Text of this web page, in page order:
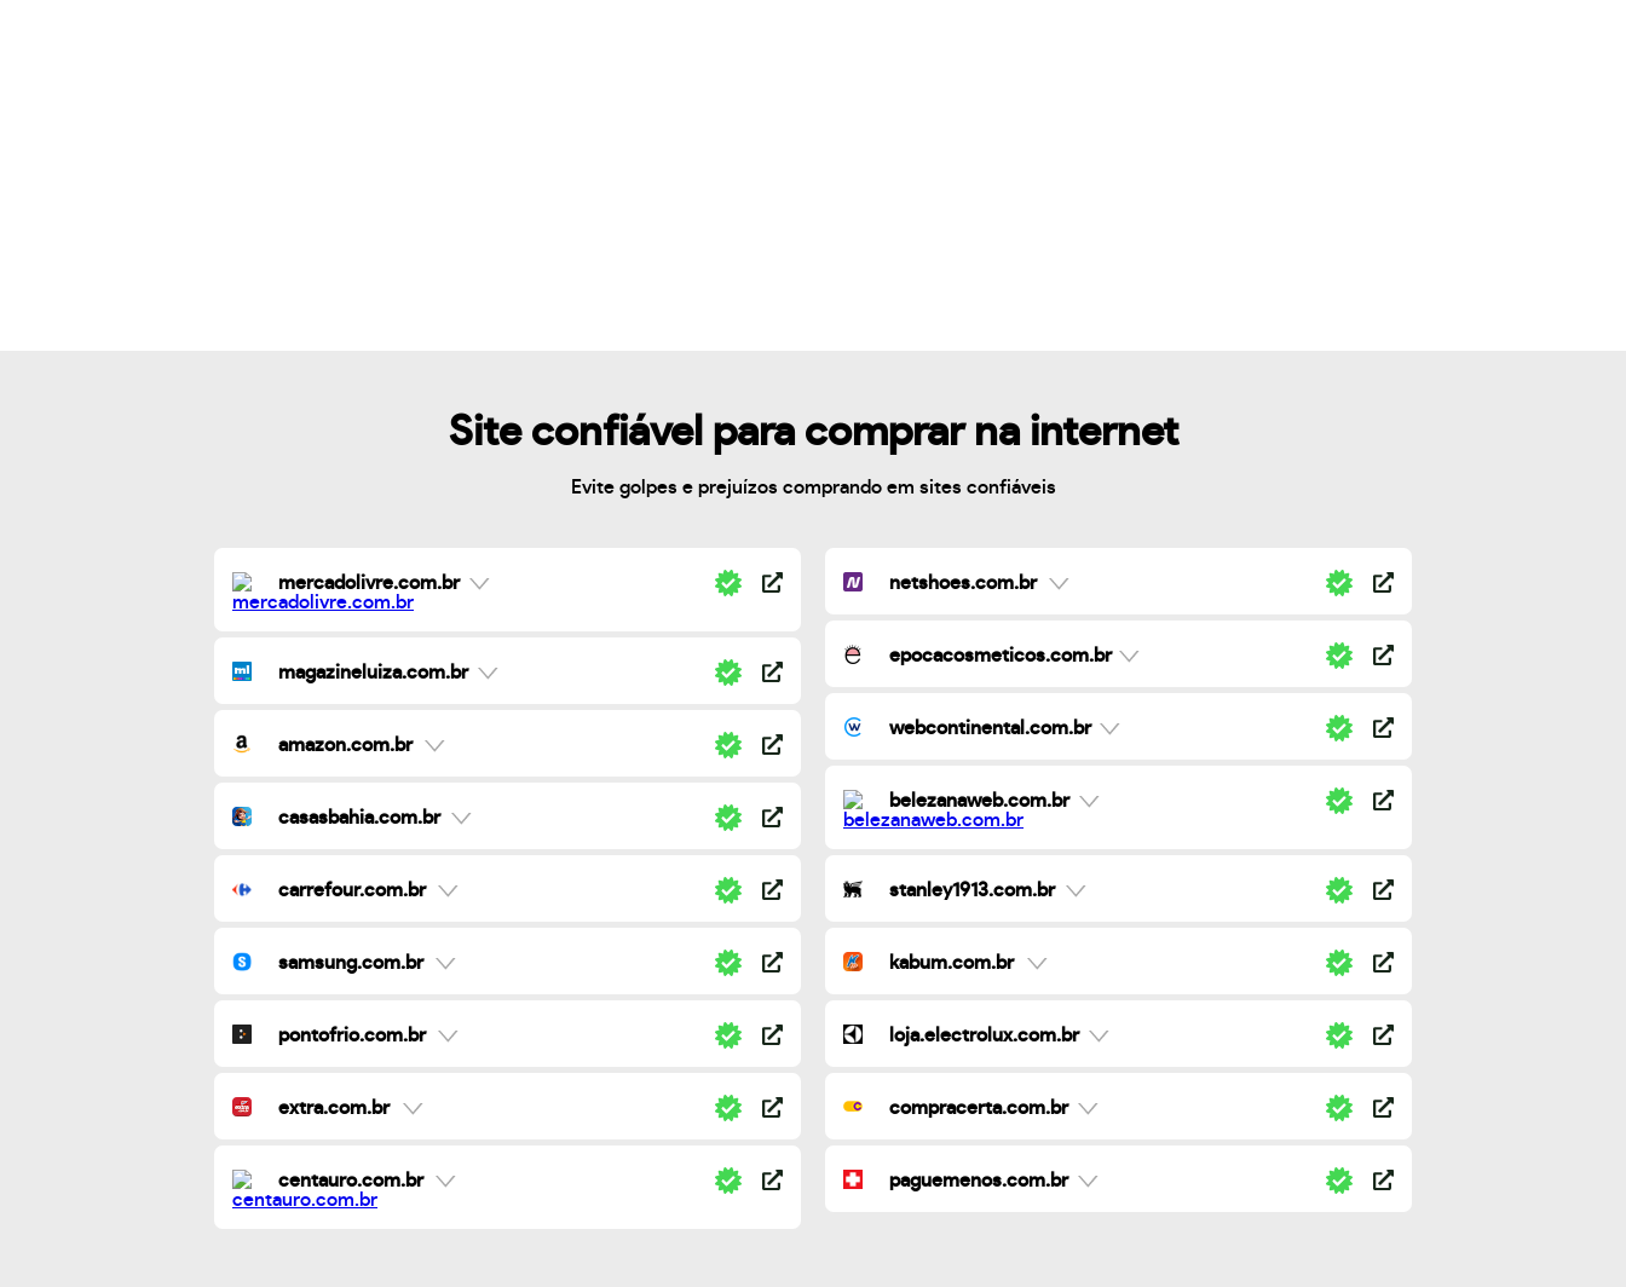
Site confiável para comprar na internet
Evite golpes e prejuízos comprando em sites confiáveis
mercadolivre.com.br
magazineluiza.com.br
amazon.com.br
casasbahia.com.br
carrefour.com.br
samsung.com.br
pontofrio.com.br
extra.com.br
centauro.com.br
netshoes.com.br
epocacosmeticos.com.br
webcontinental.com.br
belezanaweb.com.br
stanley1913.com.br
kabum.com.br
loja.electrolux.com.br
compracerta.com.br
paguemenos.com.br